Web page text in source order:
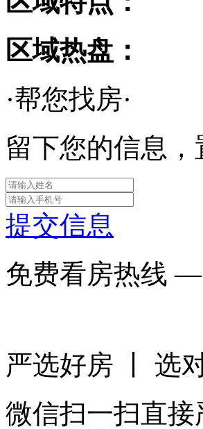
区域热盘：
·帮您找房·
留下您的信息
提交信息
免费看房热线 —
严选好房 丨 选
微信扫一扫直接